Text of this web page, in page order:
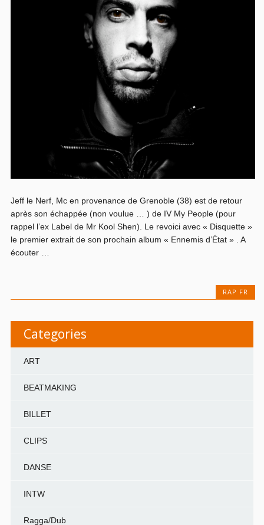
Jeff le Nerf, Mc en provenance de Grenoble (38) est de retour
après son échappée (non voulue … ) de IV My People (pour
rappel l’ex Label de Mr Kool Shen). Le revoici avec « Disquette »
le premier extrait de son prochain album « Ennemis d’État » . A
écouter …
RAP FR
Categories
ART
BEATMAKING
BILLET
CLIPS
DANSE
INTW
Ragga/Dub